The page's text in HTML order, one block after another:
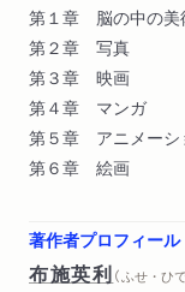
第１章 脳の中の美
第２章 写真
第３章 映画
第４章 マンガ
第５章 アニメーシ
第６章 絵画
著作者プロフィール
布施英利（ ふせ・ひ